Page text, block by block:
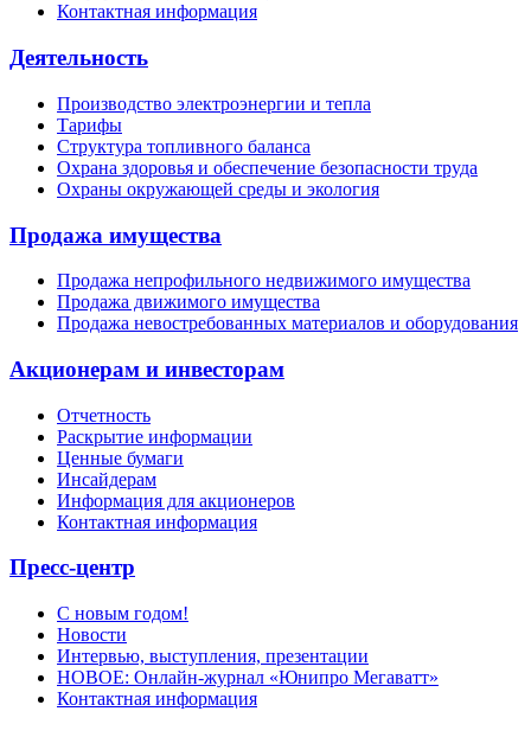
Контактная информация
Деятельность
Производство электроэнергии и тепла
Тарифы
Структура топливного баланса
Охрана здоровья и обеспечение безопасности труда
Охраны окружающей среды и экология
Продажа имущества
Продажа непрофильного недвижимого имущества
Продажа движимого имущества
Продажа невостребованных материалов и оборудования
Акционерам и инвесторам
Отчетность
Раскрытие информации
Ценные бумаги
Инсайдерам
Информация для акционеров
Контактная информация
Пресс-центр
С новым годом!
Новости
Интервью, выступления, презентации
НОВОЕ: Онлайн-журнал «Юнипро Мегаватт»
Контактная информация